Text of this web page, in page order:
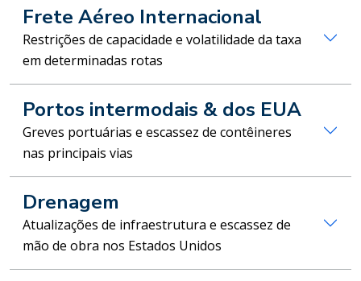
Frete Aéreo Internacional
Restrições de capacidade e volatilidade da taxa
em determinadas rotas
Portos intermodais & dos EUA
Greves portuárias e escassez de contêineres
nas principais vias
Drenagem
Atualizações de infraestrutura e escassez de
mão de obra nos Estados Unidos